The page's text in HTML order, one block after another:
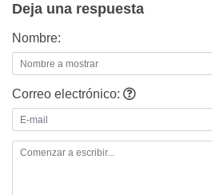
Deja una respuesta
Nombre:
Correo electrónico: